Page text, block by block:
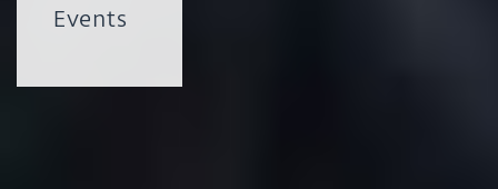
Events